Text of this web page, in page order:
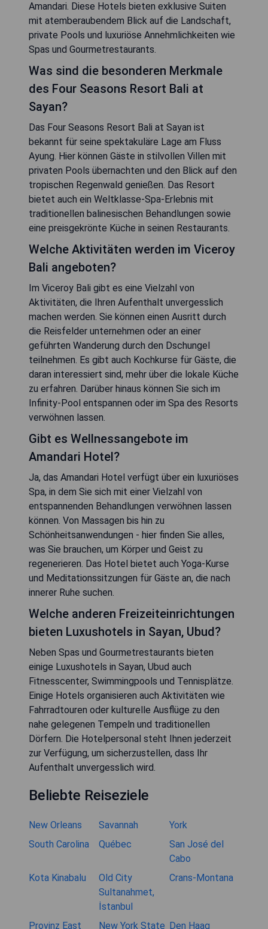
Amandari. Diese Hotels bieten exklusive Suiten
mit atemberaubendem Blick auf die Landschaft,
private Pools und luxuriöse Annehmlichkeiten wie
Spas und Gourmetrestaurants.
Was sind die besonderen Merkmale
des Four Seasons Resort Bali at
Sayan?
Das Four Seasons Resort Bali at Sayan ist
bekannt für seine spektakuläre Lage am Fluss
Ayung. Hier können Gäste in stilvollen Villen mit
privaten Pools übernachten und den Blick auf den
tropischen Regenwald genießen. Das Resort
bietet auch ein Weltklasse-Spa-Erlebnis mit
traditionellen balinesischen Behandlungen sowie
eine preisgekrönte Küche in seinen Restaurants.
Welche Aktivitäten werden im Viceroy
Bali angeboten?
Im Viceroy Bali gibt es eine Vielzahl von
Aktivitäten, die Ihren Aufenthalt unvergesslich
machen werden. Sie können einen Ausritt durch
die Reisfelder unternehmen oder an einer
geführten Wanderung durch den Dschungel
teilnehmen. Es gibt auch Kochkurse für Gäste, die
daran interessiert sind, mehr über die lokale Küche
zu erfahren. Darüber hinaus können Sie sich im
Infinity-Pool entspannen oder im Spa des Resorts
verwöhnen lassen.
Gibt es Wellnessangebote im
Amandari Hotel?
Ja, das Amandari Hotel verfügt über ein luxuriöses
Spa, in dem Sie sich mit einer Vielzahl von
entspannenden Behandlungen verwöhnen lassen
können. Von Massagen bis hin zu
Schönheitsanwendungen - hier finden Sie alles,
was Sie brauchen, um Körper und Geist zu
regenerieren. Das Hotel bietet auch Yoga-Kurse
und Meditationssitzungen für Gäste an, die nach
innerer Ruhe suchen.
Welche anderen Freizeiteinrichtungen
bieten Luxushotels in Sayan, Ubud?
Neben Spas und Gourmetrestaurants bieten
einige Luxushotels in Sayan, Ubud auch
Fitnesscenter, Swimmingpools und Tennisplätze.
Einige Hotels organisieren auch Aktivitäten wie
Fahrradtouren oder kulturelle Ausflüge zu den
nahe gelegenen Tempeln und traditionellen
Dörfern. Die Hotelpersonal steht Ihnen jederzeit
zur Verfügung, um sicherzustellen, dass Ihr
Aufenthalt unvergesslich wird.
Beliebte Reiseziele
New Orleans Savannah
York
South Carolina
Québec
San José del
Cabo
Kota Kinabalu
Old City
Sultanahmet,
İstanbul
Crans-Montana
Provinz East New York State Den Haag